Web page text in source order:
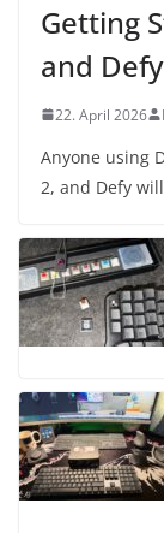
Getting
and Defy
22. April 2026
Anyone using
2, and Defy